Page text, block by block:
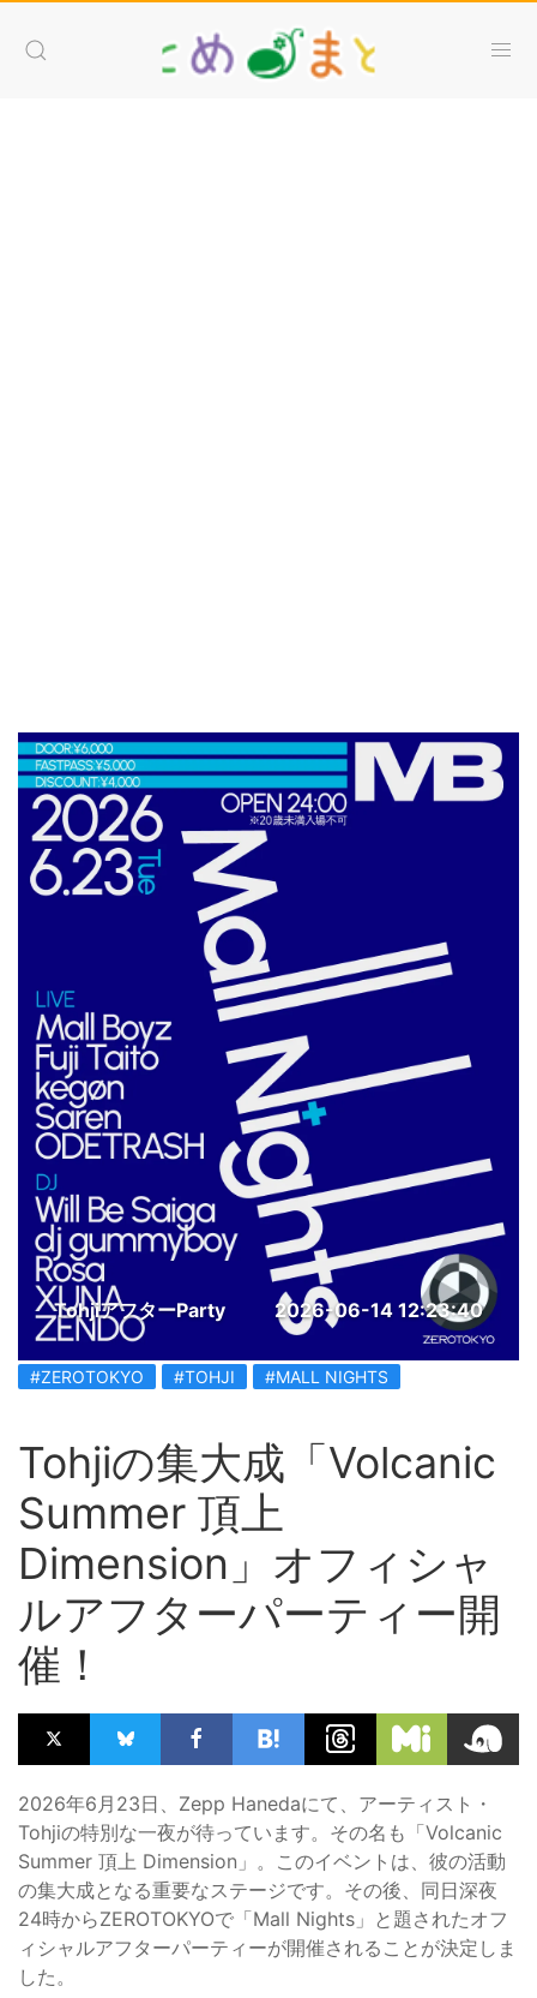
TohjiアフターParty 2026-06-14 12:23:40
#ZEROTOKYO #TOHJI #MALL NIGHTS
Tohjiの集大成「Volcanic
Summer 頂上
Dimension」オフィシャ
ルアフターパーティー開
催！
2026年6月23日、Zepp Hanedaにて、アーティスト・
Tohjiの特別な一夜が待っています。その名も「Volcanic
Summer 頂上 Dimension」。このイベントは、彼の活動
の集大成となる重要なステージです。その後、同日深夜
24時からZEROTOKYOで「Mall Nights」と題されたオフ
ィシャルアフターパーティーが開催されることが決定しま
した。